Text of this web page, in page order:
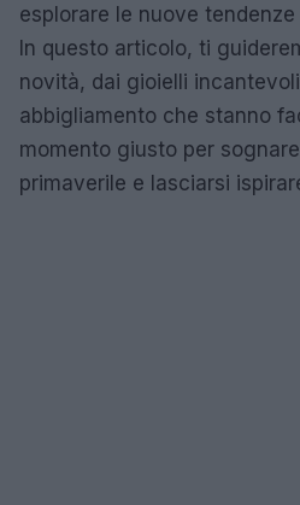
esplorare le nuove
In questo articolo, ti
novità, dai gioielli
abbigliamento che stanno
momento giusto per
primaverile e lasciarsi